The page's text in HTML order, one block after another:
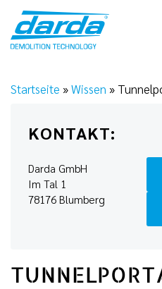
content
Startseite »Wissen »
KONTAKT:
Darda GmbH
Im Tal 1
78176 Blumberg